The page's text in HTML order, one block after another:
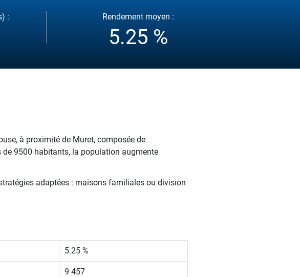
: Rendement moyen :
5.25 %
à proximité de Muret, composée de
9500 habitants, la population augmente
adaptées : maisons familiales ou division
5.25 %
9 457